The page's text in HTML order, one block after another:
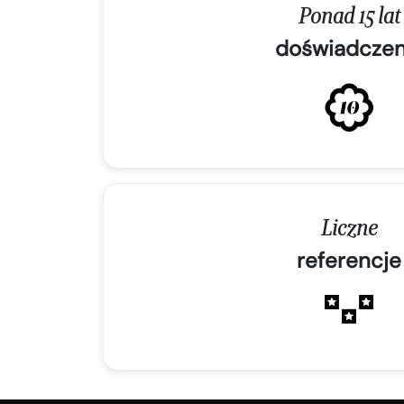
Ponad 15 lat
Liczne
referencje